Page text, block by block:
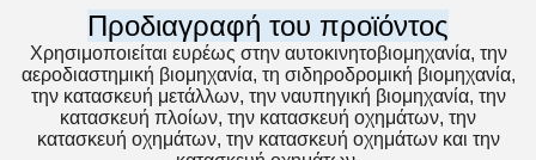
Προδιαγραφή του προϊόντος
Χρησιμοποιείται ευρέως στην αυτοκινητοβιομηχανία, την
αεροδιαστημική βιομηχανία, τη σιδηροδρομική βιομηχανία,
την κατασκευή μετάλλων, την ναυπηγική βιομηχανία, την
κατασκευή πλοίων, την κατασκευή οχημάτων, την
κατασκευή οχημάτων, την κατασκευή οχημάτων και την